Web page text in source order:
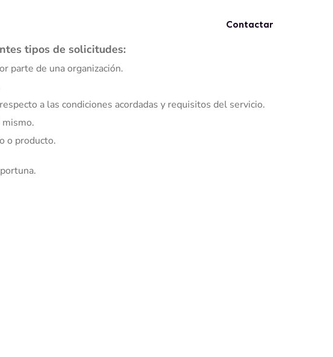
Contactar
tipos de solicitudes:
parte de una organización.
a las condiciones acordadas y requisitos del servicio.
o producto.